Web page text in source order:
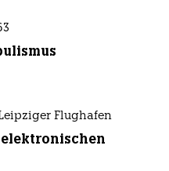
Flughafen
elektronischen